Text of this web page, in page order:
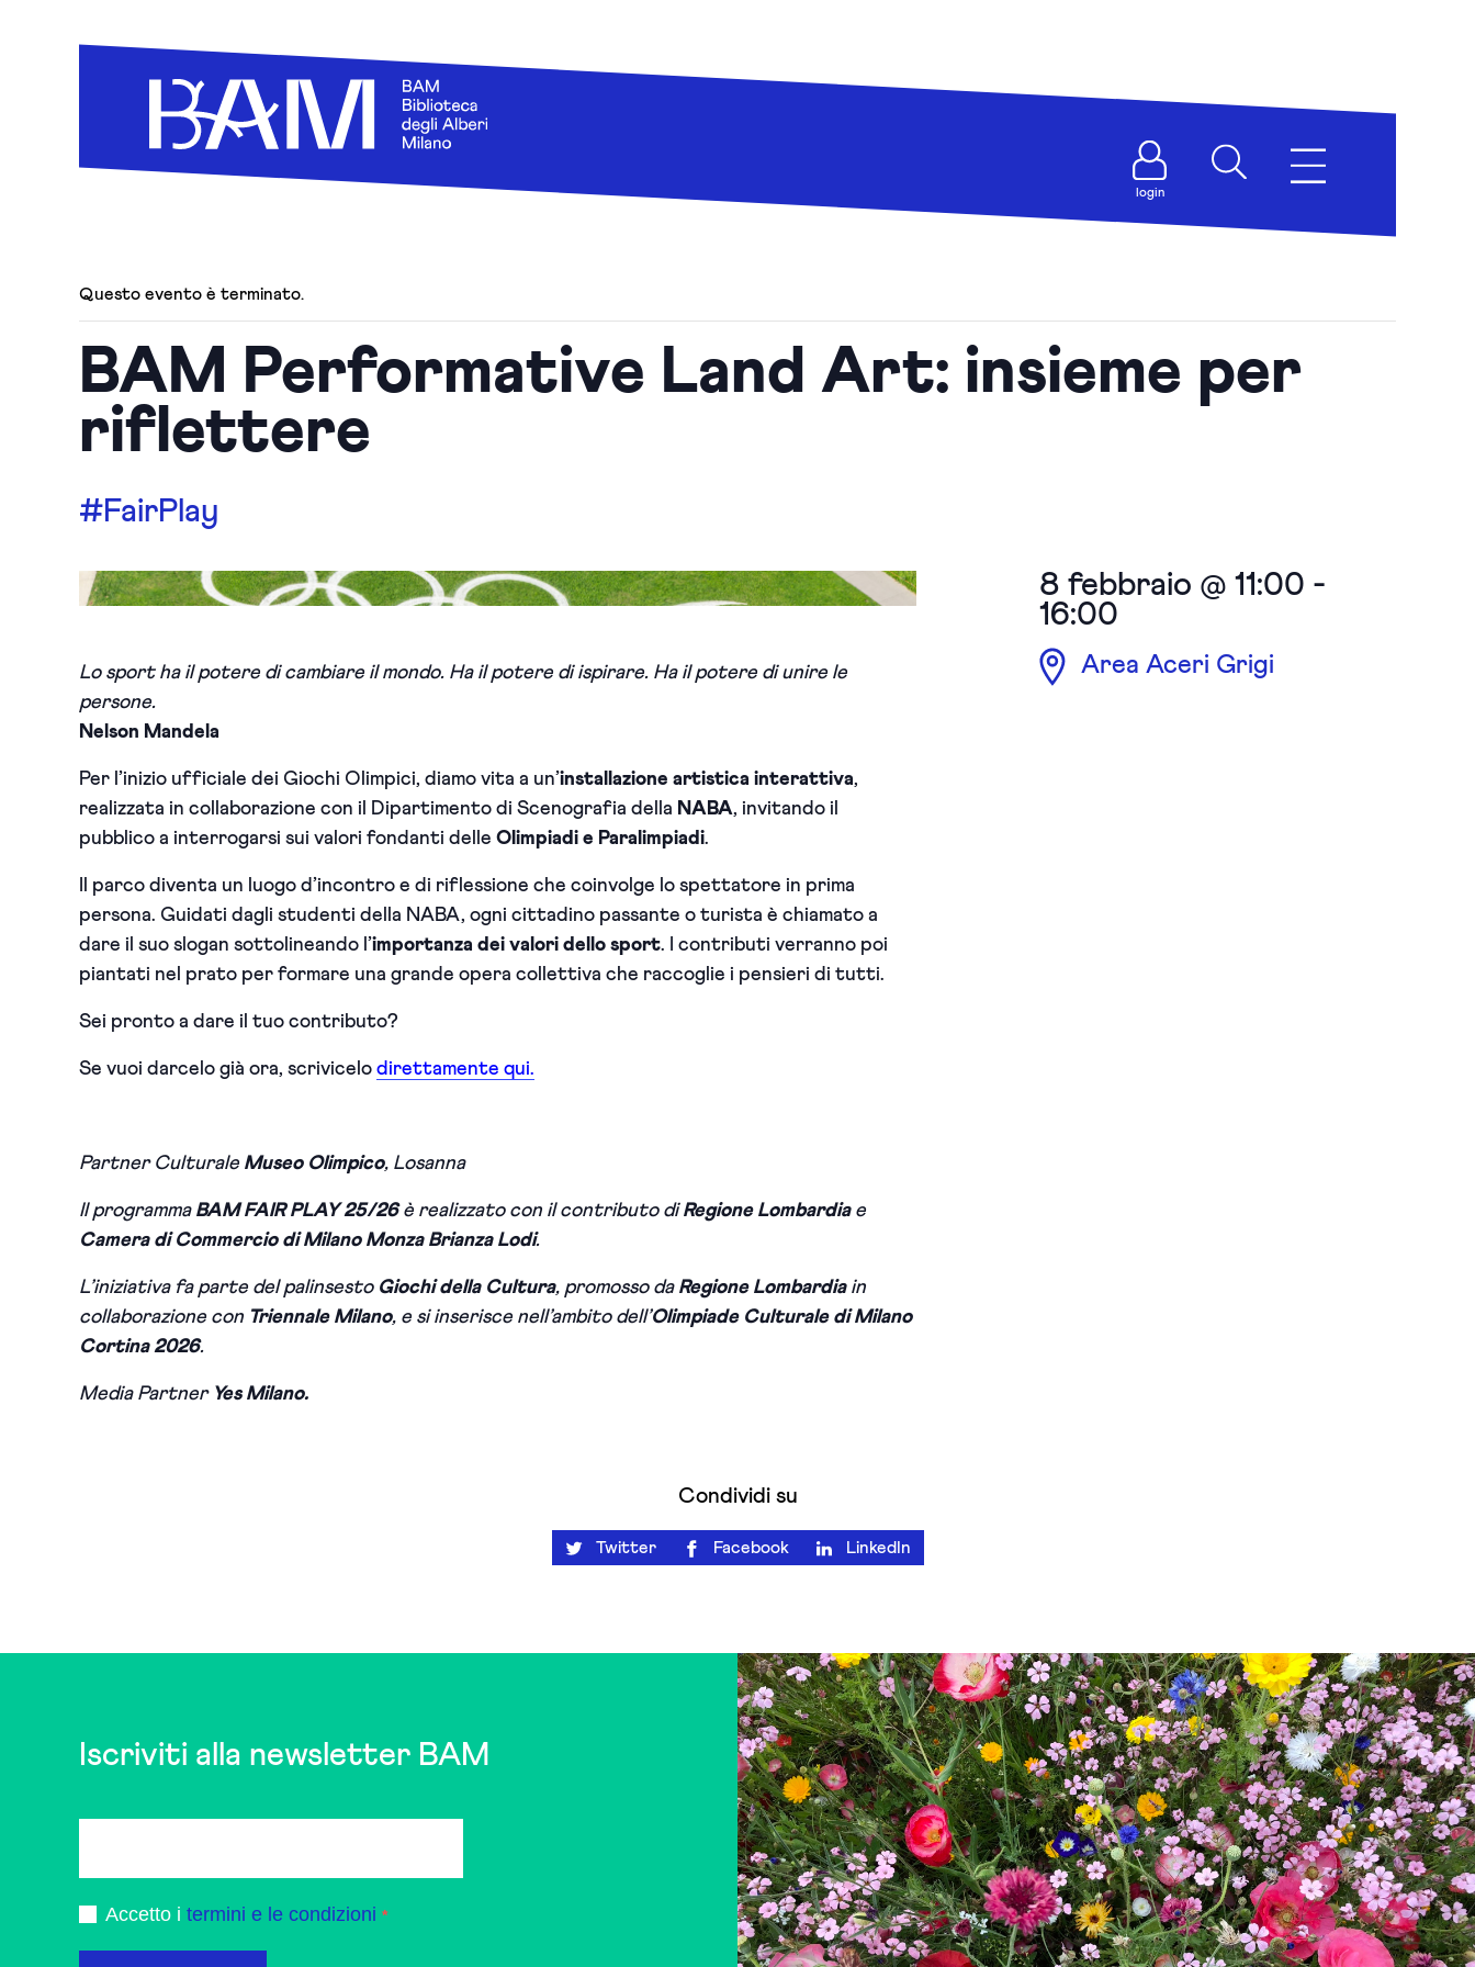
login
Questo evento è terminato.
BAM Performative Land Art: insieme per
riflettere
#FairPlay
Lo sport ha il potere di cambiare il mondo. Ha il potere di ispirare. Ha il potere di unire le
persone.
Nelson Mandela
Per l’inizio ufficiale dei Giochi Olimpici, diamo vita a un’installazione artistica interattiva,
realizzata in collaborazione con il Dipartimento di Scenografia della NABA, invitando il
pubblico a interrogarsi sui valori fondanti delle Olimpiadi e Paralimpiadi.
Il parco diventa un luogo d’incontro e di riflessione che coinvolge lo spettatore in prima
persona. Guidati dagli studenti della NABA, ogni cittadino passante o turista è chiamato a
dare il suo slogan sottolineando l’importanza dei valori dello sport. I contributi verranno poi
piantati nel prato per formare una grande opera collettiva che raccoglie i pensieri di tutti.
Sei pronto a dare il tuo contributo?
Se vuoi darcelo già ora, scrivicelo direttamente qui.
Partner Culturale Museo Olimpico, Losanna
Il programma BAM FAIR PLAY 25/26è realizzato con il contributo diRegione Lombardiae
Camera di Commercio di Milano Monza Brianza Lodi.
L’iniziativa fa parte del palinsesto Giochi della Cultura, promosso da Regione Lombardiain
collaborazione con Triennale Milano, e si inserisce nell’ambito dell’Olimpiade Culturale di Milano
Cortina 2026.
Media PartnerYes Milano.
8 febbraio @ 11:00 -
16:00
Area Aceri Grigi
Condividi su
Twitter Facebook LinkedIn
Iscriviti alla newsletter BAM
Accetto i termini e le condizioni